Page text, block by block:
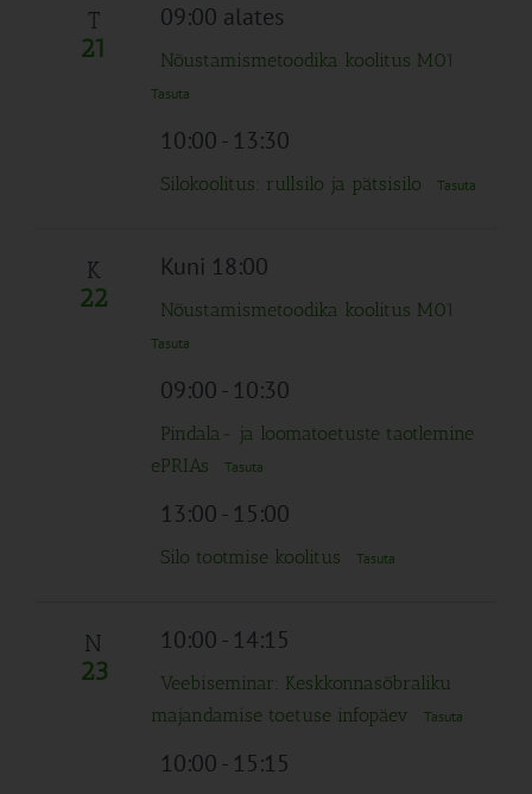
T
21
09:00 alates
Nõustamismetoodika koolitus M01
Tasuta
10:00- 13:30
Silokoolitus: rullsilo ja pätsisilo Tasuta
K
22
Kuni 18:00
Nõustamismetoodika koolitus M01
Tasuta
09:00- 10:30
Pindala- ja loomatoetuste taotlemine
ePRIAs
Tasuta
13:00- 15:00
Silo tootmise koolitus Tasuta
N
23
10:00- 14:15
Veebiseminar: Keskkonnasõbraliku
majandamise toetuse infopäev
Tasuta
10:00- 15:15